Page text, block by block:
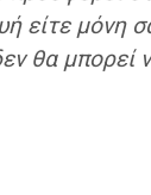
είτε μόνη
θα μπορεί